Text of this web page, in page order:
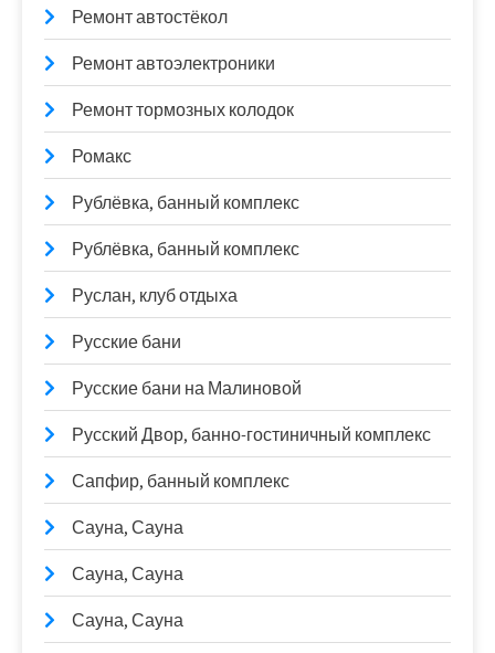
Ремонт автостёкол
Ремонт автоэлектроники
Ремонт тормозных колодок
Ромакс
Рублёвка, банный комплекс
Рублёвка, банный комплекс
Руслан, клуб отдыха
Русские бани
Русские бани на Малиновой
Русский Двор, банно-гостиничный комплекс
Сапфир, банный комплекс
Сауна, Сауна
Сауна, Сауна
Сауна, Сауна